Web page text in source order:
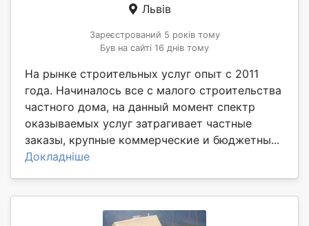
Львів
Зареєстрований 5 років тому
Був на сайті 16 днів тому
На рынке строительных услуг опыт с 2011
года. Начиналось все с малого строительства
частного дома, на данный момент спектр
оказываемых услуг затрагивает частные
заказы, крупные коммерческие и бюджетны...
Докладніше